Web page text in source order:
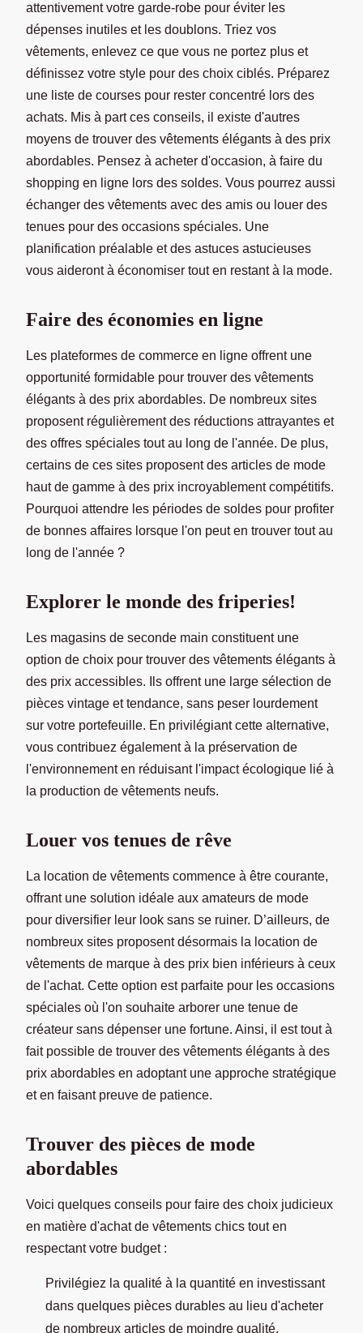
attentivement votre garde-robe pour éviter les
dépenses inutiles et les doublons. Triez vos
vêtements, enlevez ce que vous ne portez plus et
définissez votre style pour des choix ciblés. Préparez
une liste de courses pour rester concentré lors des
achats. Mis à part ces conseils, il existe d'autres
moyens de trouver des vêtements élégants à des prix
abordables. Pensez à acheter d'occasion, à faire du
shopping en ligne lors des soldes. Vous pourrez aussi
échanger des vêtements avec des amis ou louer des
tenues pour des occasions spéciales. Une
planification préalable et des astuces astucieuses
vous aideront à économiser tout en restant à la mode.
Faire des économies en ligne
Les plateformes de commerce en ligne offrent une
opportunité formidable pour trouver des vêtements
élégants à des prix abordables. De nombreux sites
proposent régulièrement des réductions attrayantes et
des offres spéciales tout au long de l'année. De plus,
certains de ces sites proposent des articles de mode
haut de gamme à des prix incroyablement compétitifs.
Pourquoi attendre les périodes de soldes pour profiter
de bonnes affaires lorsque l'on peut en trouver tout au
long de l'année ?
Explorer le monde des friperies!
Les magasins de seconde main constituent une
option de choix pour trouver des vêtements élégants à
des prix accessibles. Ils offrent une large sélection de
pièces vintage et tendance, sans peser lourdement
sur votre portefeuille. En privilégiant cette alternative,
vous contribuez également à la préservation de
l'environnement en réduisant l'impact écologique lié à
la production de vêtements neufs.
Louer vos tenues de rêve
La location de vêtements commence à être courante,
offrant une solution idéale aux amateurs de mode
pour diversifier leur look sans se ruiner. D’ailleurs, de
nombreux sites proposent désormais la location de
vêtements de marque à des prix bien inférieurs à ceux
de l'achat. Cette option est parfaite pour les occasions
spéciales où l'on souhaite arborer une tenue de
créateur sans dépenser une fortune. Ainsi, il est tout à
fait possible de trouver des vêtements élégants à des
prix abordables en adoptant une approche stratégique
et en faisant preuve de patience.
Trouver des pièces de mode
abordables
Voici quelques conseils pour faire des choix judicieux
en matière d'achat de vêtements chics tout en
respectant votre budget :
Privilégiez la qualité à la quantité en investissant
dans quelques pièces durables au lieu d'acheter
de nombreux articles de moindre qualité.